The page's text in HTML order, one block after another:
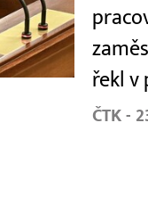
řekl v
ČTK -